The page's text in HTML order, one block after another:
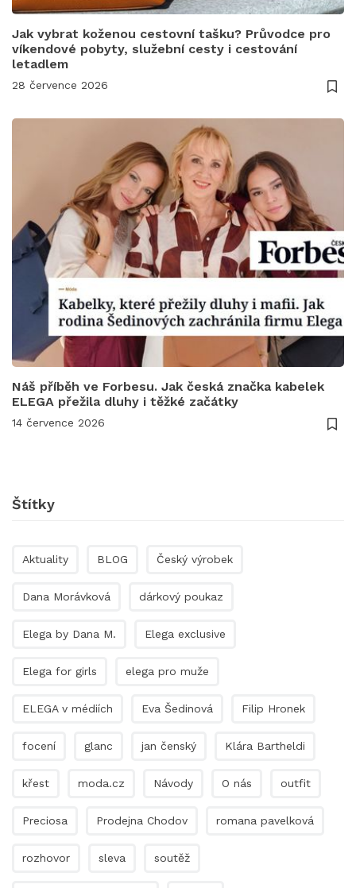
Jak vybrat koženou cestovní tašku? Průvodce pro
víkendové pobyty, služební cesty i cestování
letadlem
28 července 2026
Náš příběh ve Forbesu. Jak česká značka kabelek
ELEGA přežila dluhy i těžké začátky
14 července 2026
Štítky
Aktuality BLOG Český výrobek
Dana Morávková dárkový poukaz
Elega by Dana M. Elega exclusive
Elega for girls elega pro muže
ELEGA v médiích Eva Šedinová Filip Hronek
focení glanc jan čenský Klára Bartheldi
křest moda.cz Návody O nás outfit
Preciosa Prodejna Chodov romana pavelková
rozhovor sleva soutěž